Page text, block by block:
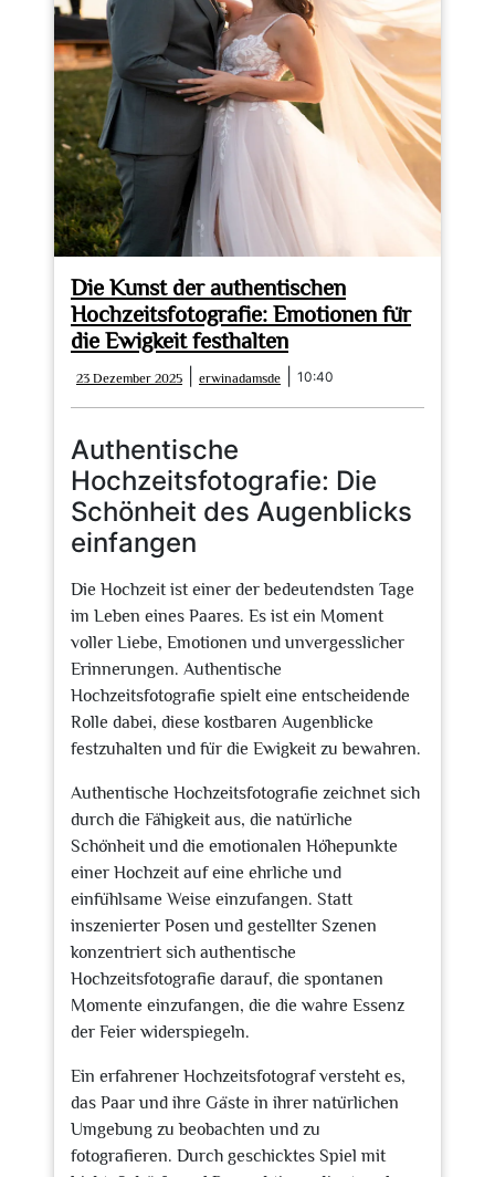
für
Ihren
Besonderen
Tag
Die Kunst der authentischen
Hochzeitsfotografie: Emotionen für
die Ewigkeit festhalten
23 Dezember 2025
Dezember
2025
erwinadamsde erwinadamsde
10:40
Authentische
Hochzeitsfotografie: Die
Schönheit des Augenblicks
einfangen
Die Hochzeit ist einer der bedeutendsten Tage
im Leben eines Paares. Es ist ein Moment
voller Liebe, Emotionen und unvergesslicher
Erinnerungen. Authentische
Hochzeitsfotografie spielt eine entscheidende
Rolle dabei, diese kostbaren Augenblicke
festzuhalten und für die Ewigkeit zu bewahren.
Authentische Hochzeitsfotografie zeichnet sich
durch die Fähigkeit aus, die natürliche
Schönheit und die emotionalen Höhepunkte
einer Hochzeit auf eine ehrliche und
einfühlsame Weise einzufangen. Statt
inszenierter Posen und gestellter Szenen
konzentriert sich authentische
Hochzeitsfotografie darauf, die spontanen
Momente einzufangen, die die wahre Essenz
der Feier widerspiegeln.
Ein erfahrener Hochzeitsfotograf versteht es,
das Paar und ihre Gäste in ihrer natürlichen
Umgebung zu beobachten und zu
fotografieren. Durch geschicktes Spiel mit